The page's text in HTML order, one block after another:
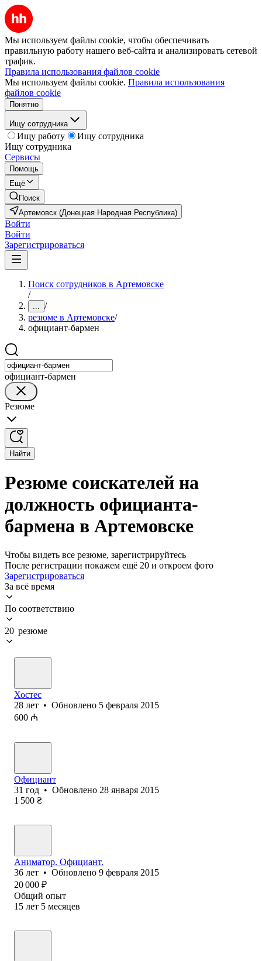
Мы используем файлы cookie, чтобы обеспечивать
правильную работу нашего веб-сайта и анализировать сетевой
трафик.
Правила использования файлов cookie
Мы используем файлы cookie. Правила использования
файлов cookie
Понятно
Ищу сотрудника
Ищу работу
Ищу сотрудника
Ищу сотрудника
Сервисы
Помощь
Ещё
Поиск
Артемовск (Донецкая Народная Республика)
Войти
Войти
Зарегистрироваться
Поиск сотрудников в Артемовске
/
... /
резюме в Артемовске/
официант-бармен
официант-бармен
Резюме
Найти
Резюме соискателей на
должность официанта-
бармена в Артемовске
Чтобы видеть все резюме, зарегистрируйтесь
После регистрации покажем ещё 20 и откроем фото
Зарегистрироваться
За всё время
По соответствию
20 резюме
Хостес
28 лет • Обновлено 5 февраля 2015
600 ₼
Официант
31 год • Обновлено 28 января 2015
1 500 ₴
Аниматор. Официант.
36 лет • Обновлено 9 февраля 2015
20 000 ₽
Общий опыт
15 лет 5 месяцев